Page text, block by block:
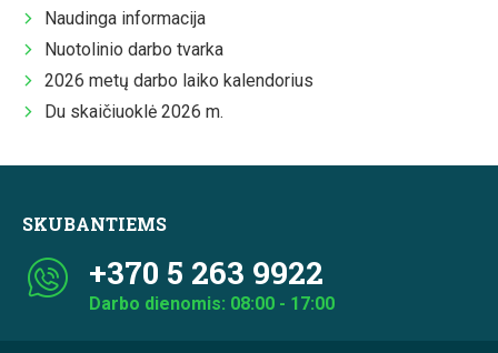
Naudinga informacija
Nuotolinio darbo tvarka
2026 metų darbo laiko kalendorius
Du skaičiuoklė 2026 m.
SKUBANTIEMS
+370 5 263 9922
Darbo dienomis: 08:00 - 17:00